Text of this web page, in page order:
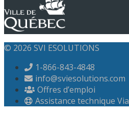
© 2026 SVI ESOLUTIONS
1-866-843-4848
info@sviesolutions.com
Offres d’emploi
Assistance technique Via